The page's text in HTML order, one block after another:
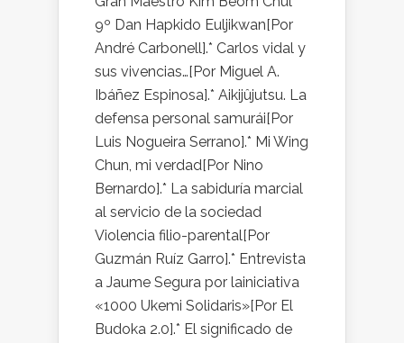
9º Dan Hapkido Euljikwan[Por
André Carbonell].* Carlos vidal y
sus vivencias…[Por Miguel A.
Ibáñez Espinosa].* Aikijûjutsu. La
defensa personal samurái[Por
Luis Nogueira Serrano].* Mi Wing
Chun, mi verdad[Por Nino
Bernardo].* La sabiduría marcial
al servicio de la sociedad
Violencia filio-parental[Por
Guzmán Ruíz Garro].* Entrevista
a Jaume Segura por lainiciativa
«1000 Ukemi Solidaris»[Por El
Budoka 2.0].* El significado de